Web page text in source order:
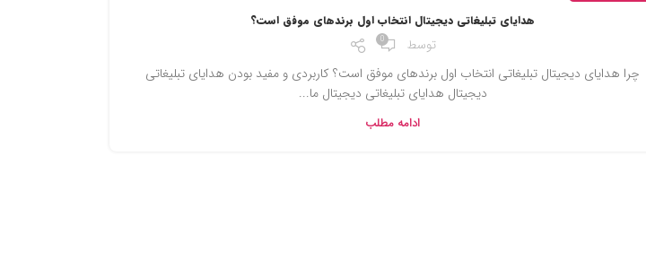
هدایای تبلیغاتی دیجیتال انتخاب اول برندهای موفق است؟
توسط 0
چرا هدایای دیجیتال تبلیغاتی انتخاب اول برندهای موفق است؟ کاربردی و مفید بودن هدایای تبلیغاتی
دیجیتال هدایای تبلیغاتی دیجیتال ما...
ادامه مطلب